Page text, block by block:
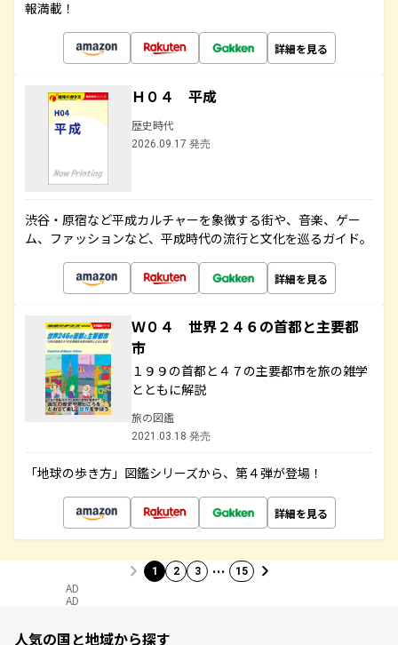
報満載！
詳細を見る
Ｈ０４ 平成
歴史時代
2026.09.17 発売
渋谷・原宿など平成カルチャーを象徴する街や、音楽、ゲー
ム、ファッションなど、平成時代の流行と文化を巡るガイド。
詳細を見る
Ｗ０４ 世界２４６の首都と主要都
市
１９９の首都と４７の主要都市を旅の雑学
とともに解説
旅の図鑑
2021.03.18 発売
「地球の歩き方」図鑑シリーズから、第４弾が登場！
詳細を見る
1 2 3 … 15
AD
AD
人気の国と地域から探す